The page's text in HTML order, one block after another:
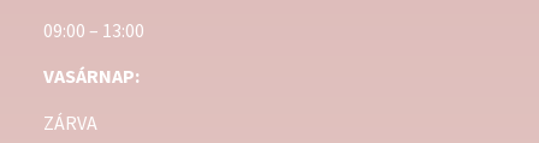
09:00 – 13:00
VASÁRNAP:
ZÁRVA